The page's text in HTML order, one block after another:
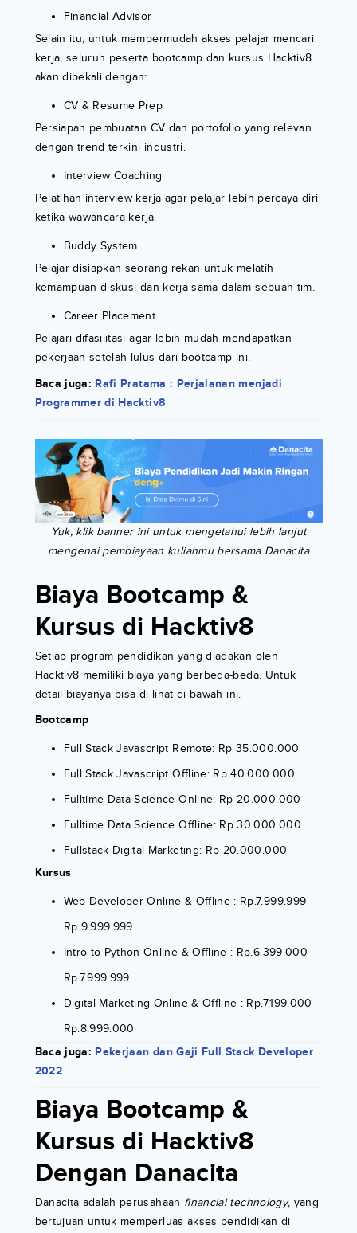
Financial Advisor
Selain itu, untuk mempermudah akses pelajar mencari
kerja, seluruh peserta bootcamp dan kursus Hacktiv8
akan dibekali dengan:
CV & Resume Prep
Persiapan pembuatan CV dan portofolio yang relevan
dengan trend terkini industri.
Interview Coaching
Pelatihan interview kerja agar pelajar lebih percaya diri
ketika wawancara kerja.
Buddy System
Pelajar disiapkan seorang rekan untuk melatih
kemampuan diskusi dan kerja sama dalam sebuah tim.
Career Placement
Pelajari difasilitasi agar lebih mudah mendapatkan
pekerjaan setelah lulus dari bootcamp ini.
Baca juga: Rafi Pratama : Perjalanan menjadi
Programmer di Hacktiv8
Yuk, klik banner ini untuk mengetahui lebih lanjut
mengenai pembiayaan kuliahmu bersama Danacita
Biaya Bootcamp &
Kursus di Hacktiv8
Setiap program pendidikan yang diadakan oleh
Hacktiv8 memiliki biaya yang berbeda-beda. Untuk
detail biayanya bisa di lihat di bawah ini.
Bootcamp
Full Stack Javascript Remote: Rp 35.000.000
Full Stack Javascript Offline: Rp 40.000.000
Fulltime Data Science Online: Rp 20.000.000
Fulltime Data Science Offline: Rp 30.000.000
Fullstack Digital Marketing: Rp 20.000.000
Kursus
Web Developer Online & Offline : Rp.7.999.999 -
Rp 9.999.999
Intro to Python Online & Offline : Rp.6.399.000 -
Rp.7.999.999
Digital Marketing Online & Offline : Rp.7.199.000 -
Rp.8.999.000
Baca juga: Pekerjaan dan Gaji Full Stack Developer
2022
Biaya Bootcamp &
Kursus di Hacktiv8
Dengan Danacita
Danacita adalah perusahaan financial technology, yang
bertujuan untuk memperluas akses pendidikan di